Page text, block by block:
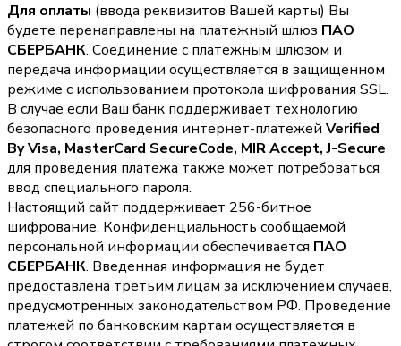
Для оплаты (ввода реквизитов Вашей карты) Вы
будете перенаправлены на платежный шлюз ПАО
СБЕРБАНК. Соединение с платежным шлюзом и
передача информации осуществляется в защищенном
режиме с использованием протокола шифрования SSL.
В случае если Ваш банк поддерживает технологию
безопасного проведения интернет-платежей Verified
By Visa, MasterCard SecureCode, MIR Accept, J-Secure
для проведения платежа также может потребоваться
ввод специального пароля.
Настоящий сайт поддерживает 256-битное
шифрование. Конфиденциальность сообщаемой
персональной информации обеспечивается ПАО
СБЕРБАНК. Введенная информация не будет
предоставлена третьим лицам за исключением случаев,
предусмотренных законодательством РФ. Проведение
платежей по банковским картам осуществляется в